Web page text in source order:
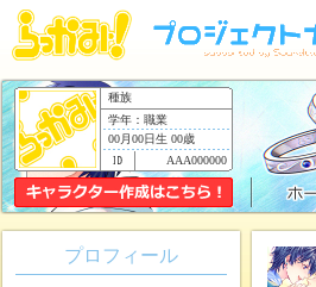
種族
学年：職業
00月00日生 00歳
AAA000000
プロフィール